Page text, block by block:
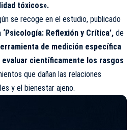
tóxicos».
se recoge en el estudio, publicado
Reflexión y Crítica’, de
de medición específica
evaluar científicamente los rasgos
que dañan las relaciones
y el bienestar ajeno.